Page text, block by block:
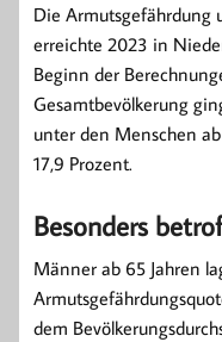
Die Armutsgefährdung
erreichte 2023 in
Beginn der
Gesamtbevölkerung
unter den Menschen
17,9 Prozent.
Besonders
Männer ab 65 Jahren
dem